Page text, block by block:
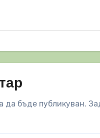
бъде публикуван.